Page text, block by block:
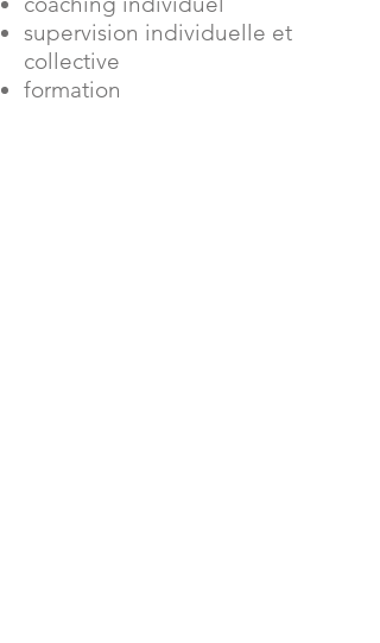
supervision individuelle et
collective
formation